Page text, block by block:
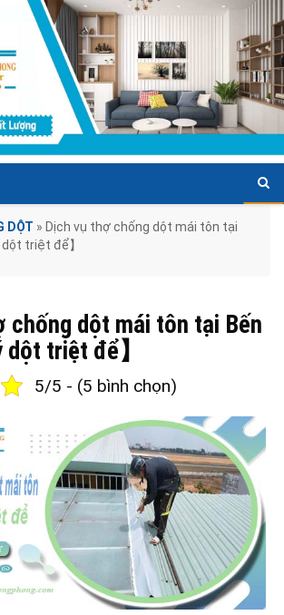
DỘT » Dịch vụ thợ chống dột mái tôn tại
triệt để】
chống dột mái tôn tại Bến
triệt để】
5/5 - (5 bình chọn)